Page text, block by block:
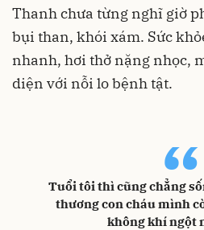
Thanh chưa từng nghĩ giờ
bụi than, khói xám. Sức
nhanh, hơi thở nặng nhọc,
diện với nỗi lo bệnh tật.
“
Tuổi tôi thì cũng chẳng
thương con cháu mình
không khí ngột